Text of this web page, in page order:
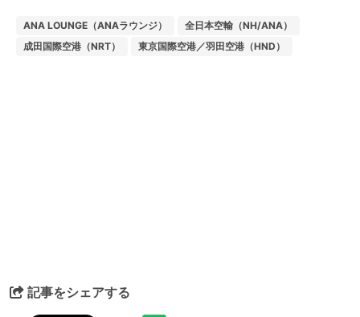
ANA LOUNGE（ANAラウンジ）
全日本空輸（NH/ANA）
成田国際空港（NRT）
東京国際空港／羽田空港（HND）
記事をシェアする